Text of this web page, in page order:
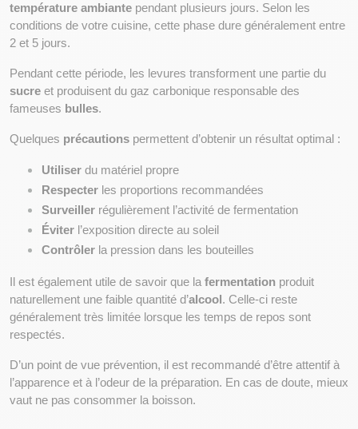
température ambiante pendant plusieurs jours. Selon les
conditions de votre cuisine, cette phase dure généralement entre
2 et 5 jours.
sucre et produisent du gaz carbonique responsable des
fameuses bulles.
Quelques précautions permettent d’obtenir un résultat optimal :
Utiliser du matériel propre
Respecter les proportions recommandées
Surveiller régulièrement l’activité de fermentation
Éviter l’exposition directe au soleil
Contrôler la pression dans les bouteilles
Il est également utile de savoir que la fermentation produit
naturellement une faible quantité d’alcool . Celle-ci reste
généralement très limitée lorsque les temps de repos sont
respectés.
D’un point de vue prévention, il est recommandé d’être attentif à
l’apparence et à l’odeur de la préparation. En cas de doute, mieux
vaut ne pas consommer la boisson.